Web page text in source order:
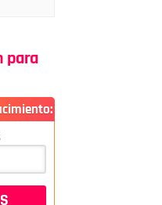
para